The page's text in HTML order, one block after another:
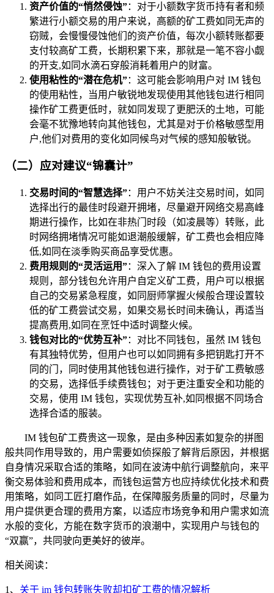
资产价值的“悄然侵蚀”：对于小额数字货币持有者和频
繁进行小额交易的用户来说，高额的矿工费如同无声的
窃贼，会慢慢侵蚀他们的资产价值，每次小额转账都要
支付较高矿工费，长期积累下来，那就是一笔不容小觑
的开支,如同水滴石穿般消耗着用户的财富。
使用粘性的“潜在危机”：这可能会影响用户对 IM 钱包
的使用粘性，当用户敏锐地发现使用其他钱包进行相同
操作矿工费更低时，就如同发现了更肥沃的土地，可能
会毫不犹豫地转向其他钱包，尤其是对于价格敏感型用
户,他们对费用的变化如同候鸟对气候的感知般敏锐。
（二）应对建议“锦囊计”
交易时间的“智慧选择”：用户不妨关注交易时间，如同
选择出行的最佳时段避开拥堵，尽量避开网络交易高峰
期进行操作，比如在非热门时段（如凌晨等）转账，此
时网络拥堵情况可能如退潮般缓解，矿工费也会相应降
低,如同在淡季购买商品享受优惠。
费用规则的“灵活运用”：深入了解 IM 钱包的费用设置
规则，部分钱包允许用户自定义矿工费，用户可以根据
自己的交易紧急程度，如同厨师掌握火候般合理设置较
低的矿工费尝试交易，如果交易长时间未确认，再适当
提高费用,如同在烹饪中适时调整火候。
钱包对比的“优势互补”：对比不同钱包，虽然 IM 钱包
有其独特优势，但用户也可以如同拥有多把钥匙打开不
同的门，同时使用其他钱包进行操作，对于矿工费敏感
的交易，选择低手续费钱包；对于更注重安全和功能的
交易，使用 IM 钱包，实现优势互补,如同根据不同场合
选择合适的服装。
IM 钱包矿工费贵这一现象，是由多种因素如复杂的拼图
般共同作用导致的，用户需要如侦探般了解背后原因，并根据
自身情况采取合适的策略，如同在波涛中航行调整航向，来平
衡交易体验和费用成本，而钱包运营方也应持续优化技术和费
用策略，如同工匠打磨作品，在保障服务质量的同时，尽量为
用户提供更合理的费用方案，以适应市场竞争和用户需求如流
水般的变化，方能在数字货币的浪潮中，实现用户与钱包的
“双赢”，共同驶向更美好的彼岸。
相关阅读：
1、 关于 im 钱包转账失败却扣矿工费的情况解析